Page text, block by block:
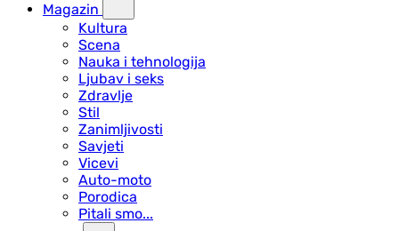
Magazin
Kultura
Scena
Nauka i tehnologija
Ljubav i seks
Zdravlje
Stil
Zanimljivosti
Savjeti
Vicevi
Auto-moto
Porodica
Pitali smo...